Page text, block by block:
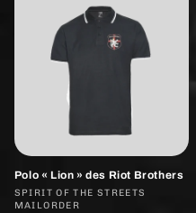
Polo « Lion » des Riot Brothers
Fournisseur :
SPIRIT OF THE STREETS
MAILORDER